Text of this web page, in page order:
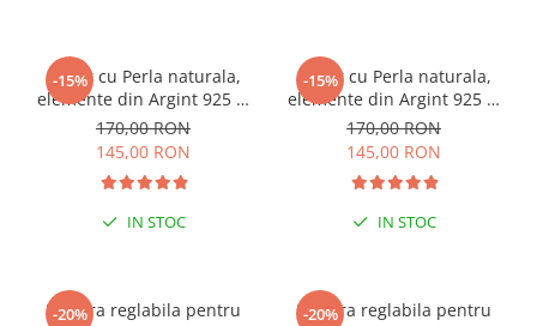
-15%
Colier cu Perla naturala,
elemente din Argint 925 si
margele Miyuki, multicolor
170,00 RON
145,00 RON
IN STOC
-15%
Colier cu Perla naturala,
elemente din Argint 925 si
margele Miyuki, verde/kiwi
170,00 RON
145,00 RON
IN STOC
-20%
Bratara reglabila pentru
-20%
Bratara reglabila pentru